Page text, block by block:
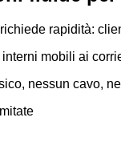
richiede rapidità:
mobili ai
nessun cavo,